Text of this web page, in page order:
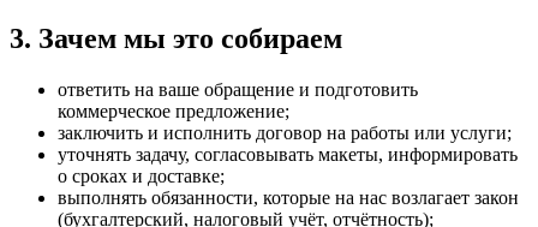
3. Зачем мы это собираем
ответить на ваше обращение и подготовить
коммерческое предложение;
заключить и исполнить договор на работы или услуги;
уточнять задачу, согласовывать макеты, информировать
о сроках и доставке;
выполнять обязанности, которые на нас возлагает закон
(бухгалтерский, налоговый учёт, отчётность);